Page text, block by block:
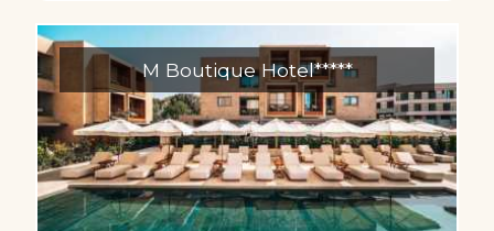
M Boutique Hotel*****